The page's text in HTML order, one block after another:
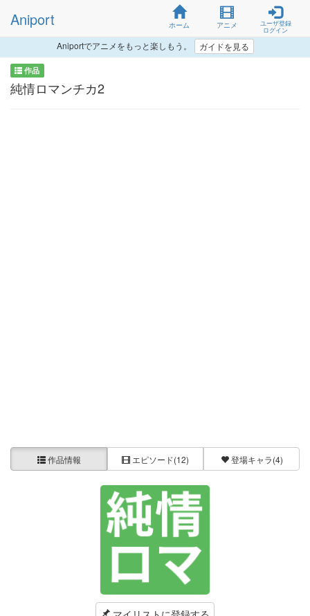
Aniport ホーム アニメ
ユーザ登録
ログイン
Aniportでアニメをもっと楽しもう。 ガイドを見る
作品
純情ロマンチカ2
作品情報 エピソード(12) 登場キャラ(4)